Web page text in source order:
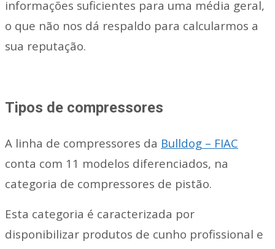
informações suficientes para uma média geral,
o que não nos dá respaldo para calcularmos a
sua reputação.
Tipos de compressores
A linha de compressores da Bulldog – FIAC
conta com 11 modelos diferenciados, na
categoria de compressores de pistão.
Esta categoria é caracterizada por
disponibilizar produtos de cunho profissional e